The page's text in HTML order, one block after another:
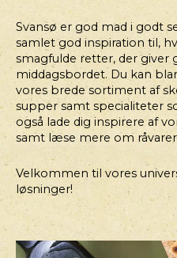
Svansø er god mad i godt
samlet god inspiration til,
smagfulde retter, der
middagsbordet. Du kan
vores brede sortiment af
supper samt specialiteter
også lade dig inspirere af
samt læse mere om
Velkommen til vores
løsninger!